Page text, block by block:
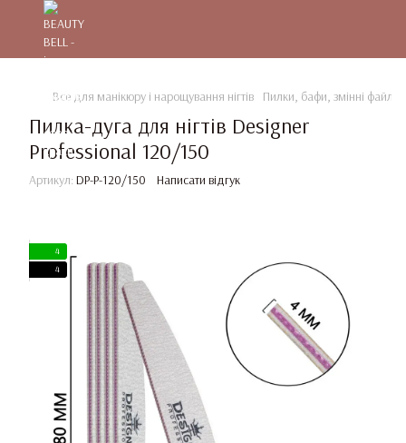
Все для манікюру і нарощування нігтів Пилки, бафи, змінні файли
Пилка-дуга для нігтів Designer
Professional 120/150
Артикул: DP-P-120/150 Написати відгук
4
4